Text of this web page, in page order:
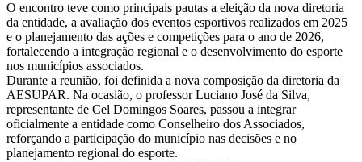
O encontro teve como principais pautas a eleição da nova diretoria
da entidade, a avaliação dos eventos esportivos realizados em 2025
e o planejamento das ações e competições para o ano de 2026,
fortalecendo a integração regional e o desenvolvimento do esporte
nos municípios associados.
Durante a reunião, foi definida a nova composição da diretoria da
AESUPAR. Na ocasião, o professor Luciano José da Silva,
representante de Cel Domingos Soares, passou a integrar
oficialmente a entidade como Conselheiro dos Associados,
reforçando a participação do município nas decisões e no
planejamento regional do esporte.